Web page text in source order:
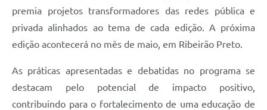
premia projetos transformadores das redes pública e
privada alinhados ao tema de cada edição. A próxima
edição acontecerá no mês de maio, em Ribeirão Preto.
As práticas apresentadas e debatidas no programa se
destacam pelo potencial de impacto positivo,
contribuindo para o fortalecimento de uma educação de